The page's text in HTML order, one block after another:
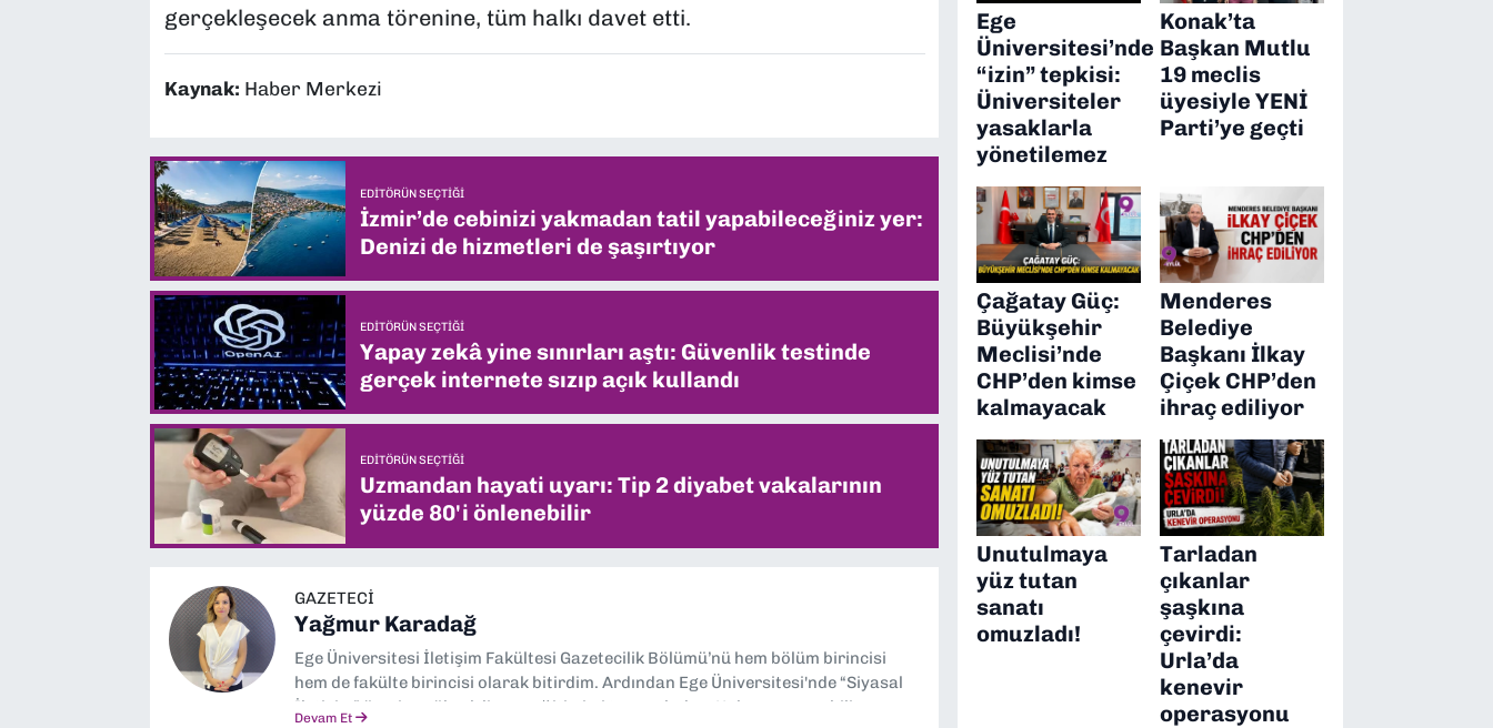
gerçekleşecek anma törenine, tüm halkı davet etti.
Kaynak: Haber Merkezi
EDITÖRÜN SEÇTIĞI
İzmir’de cebinizi yakmadan tatil yapabileceğiniz yer:
Denizi de hizmetleri de şaşırtıyor
EDITÖRÜN SEÇTIĞI
Yapay zekâ yine sınırları aştı: Güvenlik testinde
gerçek internete sızıp açık kullandı
EDITÖRÜN SEÇTIĞI
Uzmandan hayati uyarı: Tip 2 diyabet vakalarının
yüzde 80'i önlenebilir
GAZETECI
Yağmur Karadağ
Ege Üniversitesi İletişim Fakültesi Gazetecilik Bölümü’nü hem bölüm birincisi
hem de fakülte birincisi olarak bitirdim. Ardından Ege Üniversitesi'nde “Siyasal
İletişim” üzerine yüksek lisans eğitimimi tamamladım. Halen aynı anabilim
Devam Et
Ege
Üniversitesi’nde
“izin” tepkisi:
Üniversiteler
yasaklarla
yönetilemez
Konak’ta
Başkan Mutlu
19 meclis
üyesiyle YENİ
Parti’ye geçti
Çağatay Güç:
Büyükşehir
Meclisi’nde
CHP’den kimse
kalmayacak
Menderes
Belediye
Başkanı İlkay
Çiçek CHP’den
ihraç ediliyor
Unutulmaya
yüz tutan
sanatı
omuzladı!
Tarladan
çıkanlar
şaşkına
çevirdi:
Urla’da
kenevir
operasyonu